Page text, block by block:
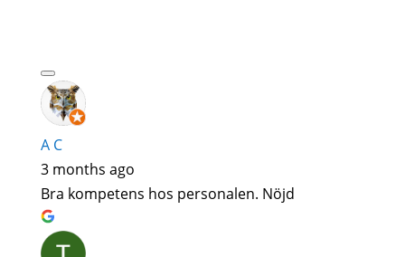
A C
3 months ago
Bra kompetens hos personalen. Nöjd